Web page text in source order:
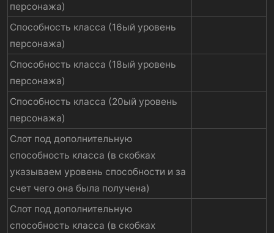
персонажа)
Способность класса (16ый уровень
персонажа)
Способность класса (18ый уровень
персонажа)
Способность класса (20ый уровень
персонажа)
Слот под дополнительную
способность класса (в скобках
указываем уровень способности и за
счет чего она была получена)
Слот под дополнительную
способность класса (в скобках